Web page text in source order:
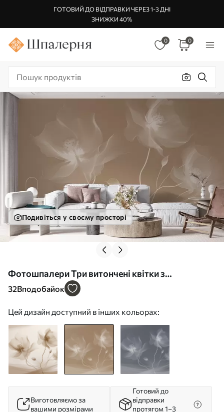
ГОТОВИЙ ДО ВІДПРАВКИ ЧЕРЕЗ 1-3 ДНІ
ЗНИЖКИ 40%
0 0
Подивіться у своєму просторі
Фотошпалери Три витончені квітки з
напівпрозорими пелюстками, переплетеними
32Вподобайок
Цей дизайн доступний в інших кольорах:
Виготовляємо за
вашими розмірами
Готовий до
відправки
протягом 1–3